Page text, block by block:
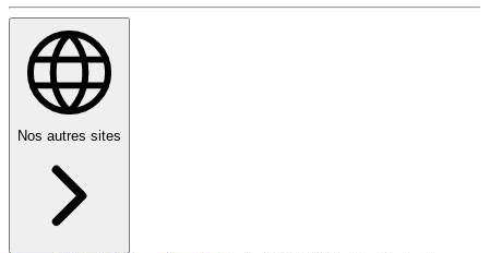
Nos autres sites